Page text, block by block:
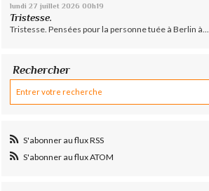
lundi 27 juillet 2026 00h19
Tristesse.
Tristesse. Pensées pour la personne tuée à Berlin à...
Rechercher
S'abonner au flux RSS
S'abonner au flux ATOM